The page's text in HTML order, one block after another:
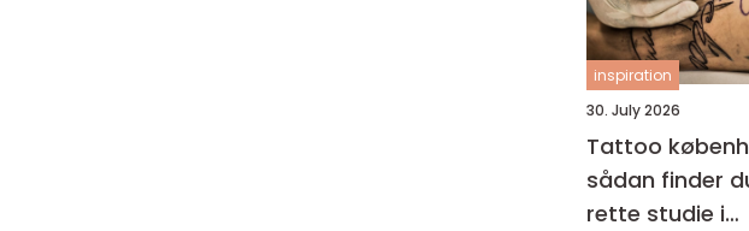
inspiration
30. July 2026
Tattoo
sådan finder
rette studie i